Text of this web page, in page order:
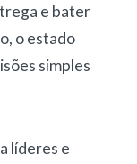
e bater
o estado
simples
líderes e